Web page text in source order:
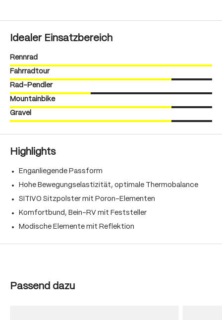
Idealer Einsatzbereich
Rennrad
Fahrradtour
Rad-Pendler
Mountainbike
Gravel
Highlights
Enganliegende Passform
Hohe Bewegungselastizität, optimale Thermobalance
SITIVO Sitzpolster mit Poron-Elementen
Komfortbund, Bein-RV mit Feststeller
Modische Elemente mit Reflektion
Produktgalerie überspringen
Passend dazu